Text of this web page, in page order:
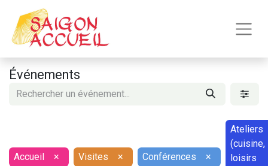
Événements
Accueil × Visites × Conférences ×
Ateliers
(cuisine,
loisirs